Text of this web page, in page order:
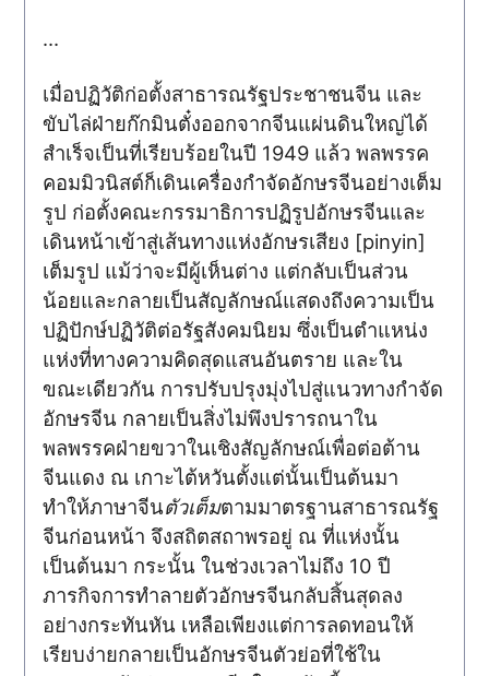
…
เมื่อปฏิวัติก่อตั้งสาธารณรัฐประชาชนจีน และ
ขับไล่ฝ่ายก๊กมินตั๋งออกจากจีนแผ่นดินใหญ่ได้
สำเร็จเป็นที่เรียบร้อยในปี 1949 แล้ว พลพรรค
คอมมิวนิสต์ก็เดินเครื่องกำจัดอักษรจีนอย่างเต็ม
รูป ก่อตั้งคณะกรรมาธิการปฏิรูปอักษรจีนและ
เดินหน้าเข้าสู่เส้นทางแห่งอักษรเสียง [pinyin]
เต็มรูป แม้ว่าจะมีผู้เห็นต่าง แต่กลับเป็นส่วน
น้อยและกลายเป็นสัญลักษณ์แสดงถึงความเป็น
ปฏิปักษ์ปฏิวัติต่อรัฐสังคมนิยม ซึ่งเป็นตำแหน่ง
แห่งที่ทางความคิดสุดแสนอันตราย และใน
ขณะเดียวกัน การปรับปรุงมุ่งไปสู่แนวทางกำจัด
อักษรจีน กลายเป็นสิ่งไม่พึงปรารถนาใน
พลพรรคฝ่ายขวาในเชิงสัญลักษณ์เพื่อต่อต้าน
จีนแดง ณ เกาะไต้หวันตั้งแต่นั้นเป็นต้นมา
ทำให้ภาษาจีนตัวเต็มตามมาตรฐานสาธารณรัฐ
จีนก่อนหน้า จึงสถิตสถาพรอยู่ ณ ที่แห่งนั้น
เป็นต้นมา กระนั้น ในช่วงเวลาไม่ถึง 10 ปี
ภารกิจการทำลายตัวอักษรจีนกลับสิ้นสุดลง
อย่างกระทันหัน เหลือเพียงแต่การลดทอนให้
เรียบง่ายกลายเป็นอักษรจีนตัวย่อที่ใช้ใน